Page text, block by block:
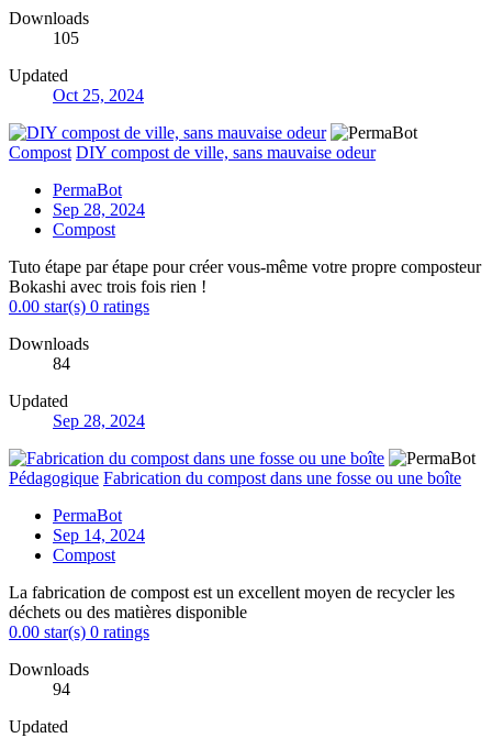
Downloads
105
Updated
Oct 25, 2024
Compost DIY compost de ville, sans mauvaise odeur
PermaBot
Sep 28, 2024
Compost
Tuto étape par étape pour créer vous-même votre propre composteur
Bokashi avec trois fois rien !
0.00 star(s) 0 ratings
Downloads
84
Updated
Sep 28, 2024
Pédagogique Fabrication du compost dans une fosse ou une boîte
PermaBot
Sep 14, 2024
Compost
La fabrication de compost est un excellent moyen de recycler les
déchets ou des matières disponible
0.00 star(s) 0 ratings
Downloads
94
Updated